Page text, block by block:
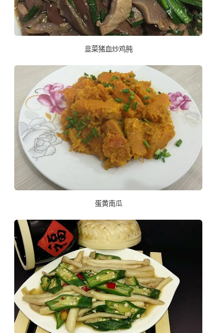
韭菜猪血炒鸡肫
蛋黄南瓜